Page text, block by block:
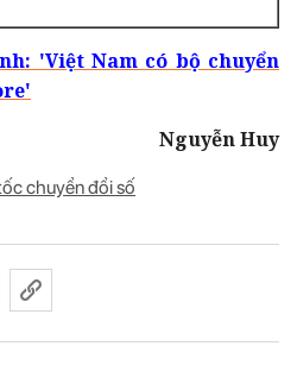
'Việt Nam có bộ chuyển
Nguyễn Huy
chuyển đổi số